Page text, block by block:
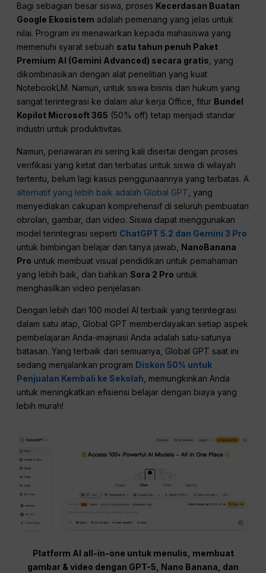
Bagi sebagian besar siswa, proses Kecerdasan Buatan
Google Ekosistem adalah pemenang yang jelas untuk
nilai. Program ini menawarkan kepada mahasiswa yang
memenuhi syarat sebuah satu tahun penuh Paket
Premium AI (Gemini Advanced) secara gratis , yang
dikombinasikan dengan alat penelitian yang kuat
NotebookLM. Namun, untuk siswa bisnis dan hukum yang
sangat terintegrasi ke dalam alur kerja Office, fitur Bundel
Kopilot Microsoft 365 (50% off) tetap menjadi standar
industri untuk produktivitas.
Namun, penawaran ini sering kali disertai dengan proses
verifikasi yang ketat dan terbatas untuk siswa di wilayah
tertentu, belum lagi kasus penggunaannya yang terbatas. A
alternatif yang lebih baik adalah Global GPT , yang
menyediakan cakupan komprehensif di seluruh pembuatan
obrolan, gambar, dan video. Siswa dapat menggunakan
model terintegrasi seperti ChatGPT 5.2 dan Gemini 3 Pro
untuk bimbingan belajar dan tanya jawab, NanoBanana
Pro untuk membuat visual pendidikan untuk pemahaman
yang lebih baik, dan bahkanSora 2 Pro untuk
menghasilkan video penjelasan.
Dengan lebih dari 100 model AI terbaik yang terintegrasi
dalam satu atap, Global GPT memberdayakan setiap aspek
pembelajaran Anda-imajinasi Anda adalah satu-satunya
batasan. Yang terbaik dari semuanya, Global GPT saat ini
sedang menjalankan program Diskon 50% untuk
Penjualan Kembali ke Sekolah , memungkinkan Anda
untuk meningkatkan efisiensi belajar dengan biaya yang
lebih murah!
Platform AI all-in-one untuk menulis, membuat
gambar & video dengan GPT-5, Nano Banana, dan